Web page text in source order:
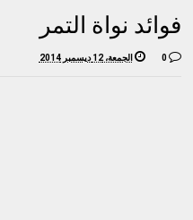
فوائد نواة التمر
0 الجمعة، 12 ديسمبر 2014